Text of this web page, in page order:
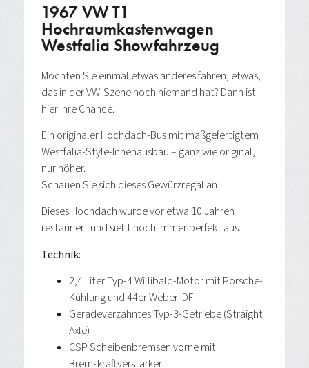
1967 VW T1
Hochraumkastenwagen
Westfalia Showfahrzeug
Möchten Sie einmal etwas anderes fahren, etwas,
das in der VW-Szene noch niemand hat? Dann ist
hier Ihre Chance.
Ein originaler Hochdach-Bus mit maßgefertigtem
Westfalia-Style-Innenausbau – ganz wie original,
nur höher.
Schauen Sie sich dieses Gewürzregal an!
Dieses Hochdach wurde vor etwa 10 Jahren
restauriert und sieht noch immer perfekt aus.
Technik:
2,4 Liter Typ-4 Willibald-Motor mit Porsche-
Kühlung und 44er Weber IDF
Geradeverzahntes Typ-3-Getriebe (Straight
Axle)
CSP Scheibenbremsen vorne mit
Bremskraftverstärker